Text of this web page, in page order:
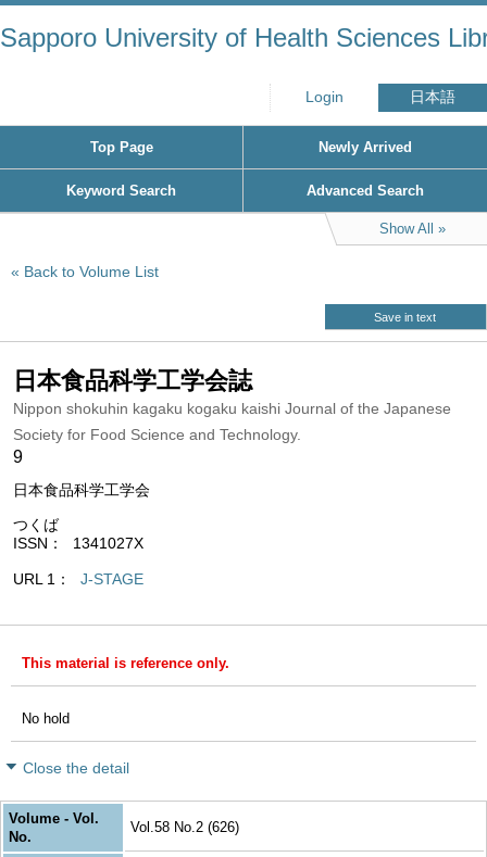
Sapporo University of Health Sciences
Login 日本語
Top Page Newly Arrived
Keyword Search Advanced Search
Show All
Back to Volume List
Save in text
日本食品科学工学会誌
Nippon shokuhin kagaku kogaku kaishi Journal of the Japanese
Society for Food Science and Technology.
9
日本食品科学工学会
つくば
ISSN
1341027X
URL 1 J-STAGE
This material is reference only.
No hold
Close the detail
Volume - Vol.
No.
Vol.58 No.2 (626)